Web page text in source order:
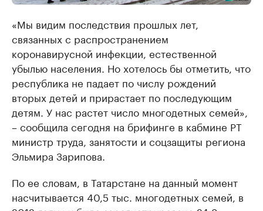
«Мы видим последствия прошлых лет,
связанных с распространением
коронавирусной инфекции, естественной
убылью населения. Но хотелось бы отметить, что
республика не падает по числу рождений
вторых детей и прирастает по последующим
детям. У нас растет число многодетных семей»,
– сообщила сегодня на брифинге в кабмине РТ
министр труда, занятости и соцзащиты региона
Эльмира Зарипова.
По ее словам, в Татарстане на данный момент
насчитывается 40,5 тыс. многодетных семей, в